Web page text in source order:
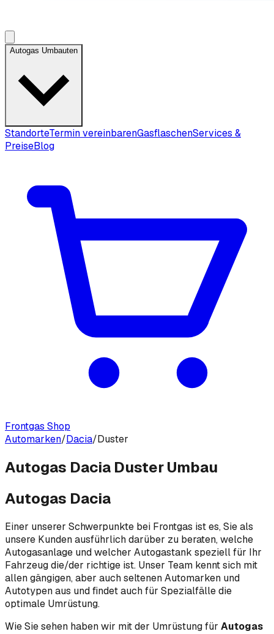
Autogas Umbauten
StandorteTermin vereinbarenGasflaschenServices &
PreiseBlog
Frontgas Shop
Automarken/Dacia/Duster
Autogas Dacia Duster Umbau
Autogas Dacia
Einer unserer Schwerpunkte bei Frontgas ist es, Sie als
unsere Kunden ausführlich darüber zu beraten, welche
Autogasanlage und welcher Autogastank speziell für Ihr
Fahrzeug die/der richtige ist. Unser Team kennt sich mit
allen gängigen, aber auch seltenen Automarken und
Autotypen aus und findet auch für Spezialfälle die
optimale Umrüstung.
Wie Sie sehen haben wir mit der Umrüstung für Autogas